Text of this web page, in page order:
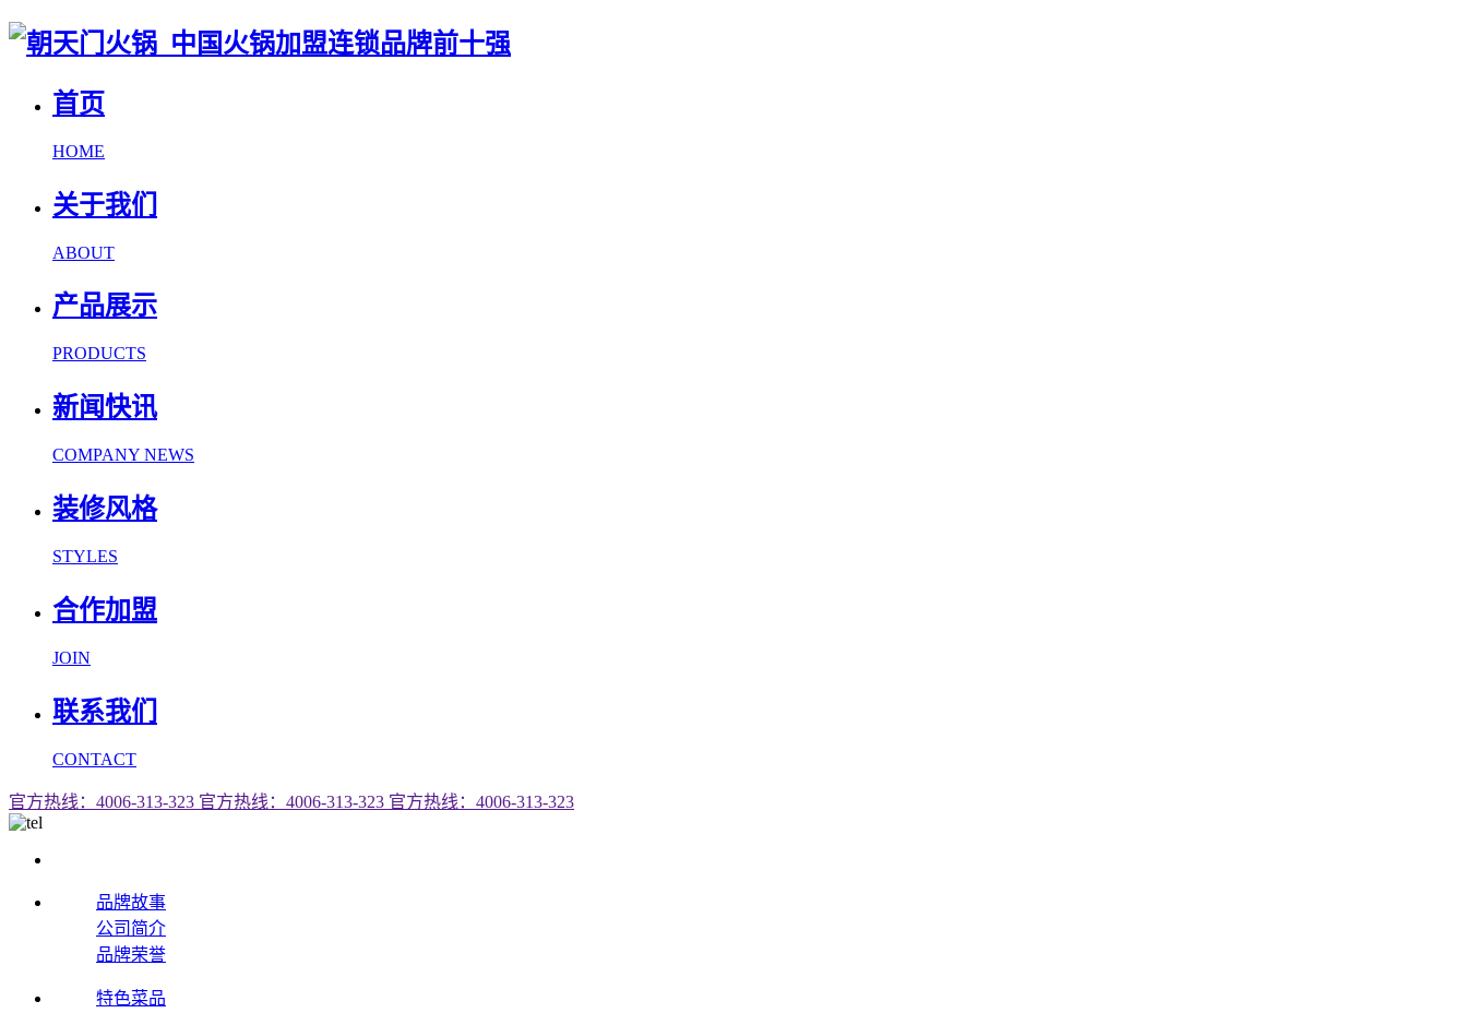
首页
HOME
关于我们
ABOUT
产品展示
PRODUCTS
新闻快讯
COMPANY NEWS
装修风格
STYLES
合作加盟
JOIN
联系我们
CONTACT
官方热线：4006-313-323 官方热线：4006-313-323 官方热线：4006-313-323
品牌故事
公司简介
品牌荣誉
特色菜品